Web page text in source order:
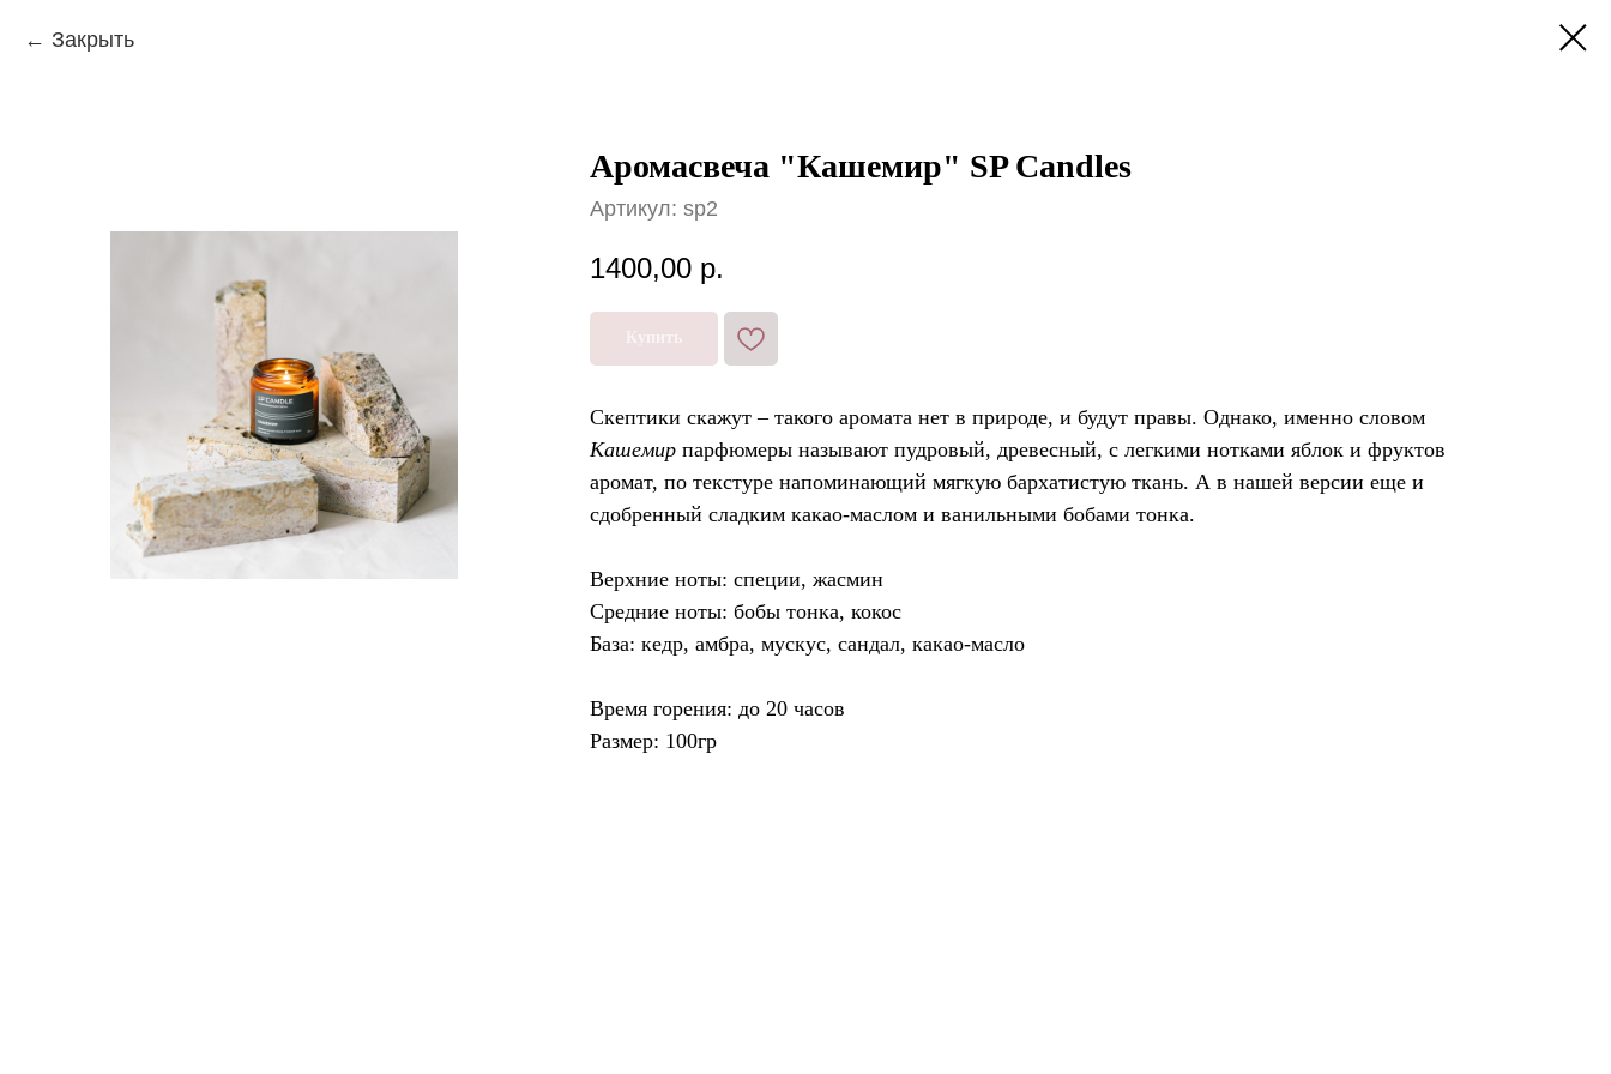
Закрыть
Аромасвеча "Кашемир" SP Candles
Артикул: sp2
1400,00 р.
Скептики скажут – такого аромата нет в природе, и будут правы. Однако, именно словом
Кашемир парфюмеры называют пудровый, древесный, с легкими нотками яблок и фруктов
аромат, по текстуре напоминающий мягкую бархатистую ткань. А в нашей версии еще и
сдобренный сладким какао-маслом и ванильными бобами тонка.
Верхние ноты: специи, жасмин
Средние ноты: бобы тонка, кокос
База: кедр, амбра, мускус, сандал, какао-масло
Время горения: до 20 часов
Размер: 100гр